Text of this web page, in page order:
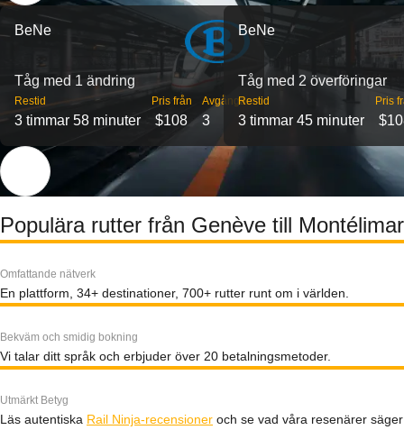
BeNe
Tåg med 1 ändring
Restid
3 timmar 58 minuter
Pris från
$108
Avgångar
3
BeNe
Tåg med 2 överföringar
Restid
3 timmar 45 minuter
Pris
Populära rutter från Genève till Montélimar
Omfattande nätverk
En plattform, 34+ destinationer, 700+ rutter runt om i världen.
Bekväm och smidig bokning
Vi talar ditt språk och erbjuder över 20 betalningsmetoder.
Utmärkt Betyg
Läs autentiska Rail Ninja-recensioner och se vad våra resenärer säger